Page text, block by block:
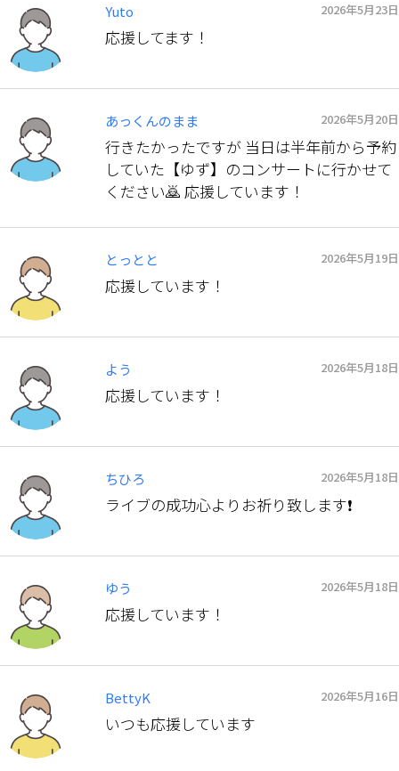
Yuto 2026年5月23日
応援してます！
あっくんのまま 2026年5月20日
行きたかったですが 当日は半年前から予約
していた【ゆず】のコンサートに行かせて
ください🙇 応援しています！
とっとと 2026年5月19日
応援しています！
よう 2026年5月18日
応援しています！
ちひろ 2026年5月18日
ライブの成功心よりお祈り致します❗
ゆう 2026年5月18日
応援しています！
BettyK 2026年5月16日
いつも応援しています